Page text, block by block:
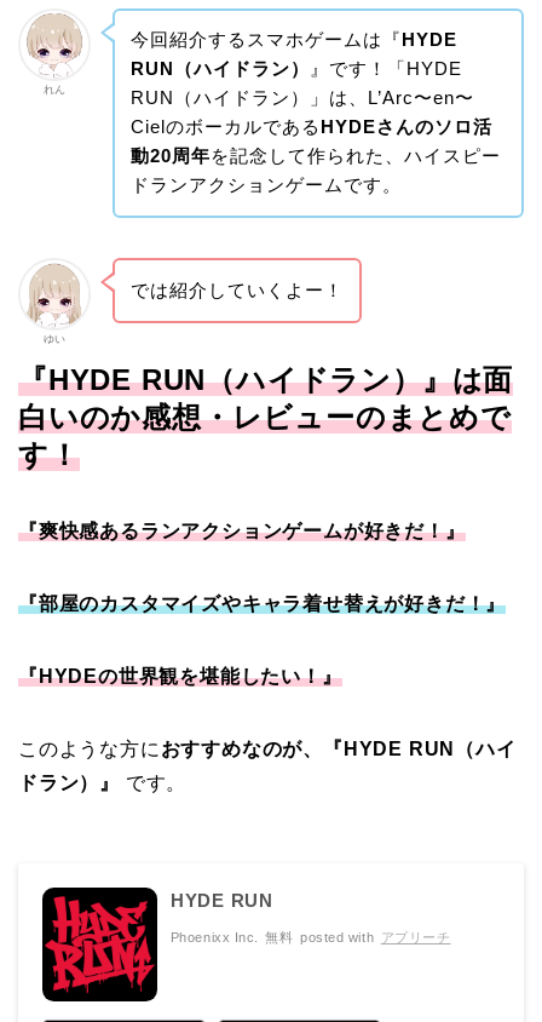
れん
今回紹介するスマホゲームは『HYDE
RUN（ハイドラン）
』です！「HYDE
RUN（ハイドラン）」は、L’Arc〜en〜
Cielのボーカルである HYDEさんのソロ活
動20周年を記念して作られた、ハイスピー
ドランアクションゲームです。
ゆい
では紹介していくよー！
『HYDE RUN（ハイドラン）』は面
白いのか感想・レビューのまとめで
す！
『爽快感あるランアクションゲームが好きだ！』
『部屋のカスタマイズやキャラ着せ替えが好きだ！』
『HYDEの世界観を堪能したい！』
このような方に おすすめなのが、『HYDE RUN（ハイ
ドラン）』
です。
HYDE RUN
Phoenixx Inc. 無料 posted with アプリーチ